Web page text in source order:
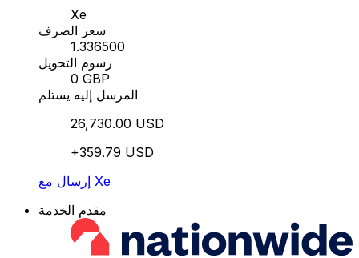
Xe
سعر الصرف
1.336500
رسوم التحويل
0 GBP
المرسل إليه يستلم
26,730.00 USD
+359.79 USD
إرسال مع Xe
مقدم الخدمة